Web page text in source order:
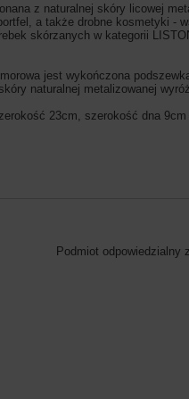
z naturalnej skóry licowej
a także drobne kosmetyki -
skórzanych w kategorii
jest wykończona
naturalnej metalizowanej
23cm, szerokość dna 9cm
Podmiot odpowiedzialny